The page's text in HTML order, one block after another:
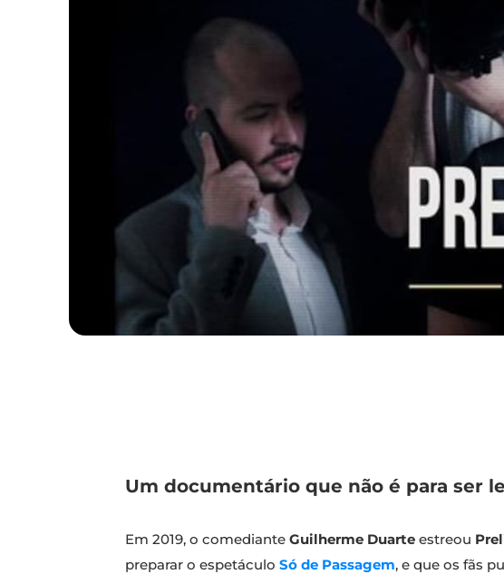
Um documentário que não é para ser
Em 2019, o comediante Guilherme Duarte estreou
preparar o espetáculo Só de Passagem, e que os fãs